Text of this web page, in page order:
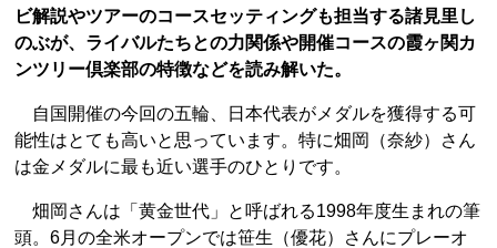
ビ解説やツアーのコースセッティングも担当する諸見里し
のぶが、ライバルたちとの力関係や開催コースの霞ヶ関カ
ンツリー倶楽部の特徴などを読み解いた。
自国開催の今回の五輪、日本代表がメダルを獲得する可
能性はとても高いと思っています。特に畑岡（奈紗）さん
は金メダルに最も近い選手のひとりです。
畑岡さんは「黄金世代」と呼ばれる1998年度生まれの筆
頭。6月の全米オープンでは笹生（優花）さんにプレーオ